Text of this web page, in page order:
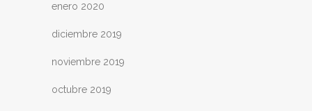
enero 2020
diciembre 2019
noviembre 2019
octubre 2019